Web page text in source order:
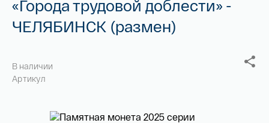
Скидки
На связи с 9:00 до 18:00 (понедельник – пятница)
«Города трудовой доблести» -
ЧЕЛЯБИНСК (размен)
В наличии
Артикул